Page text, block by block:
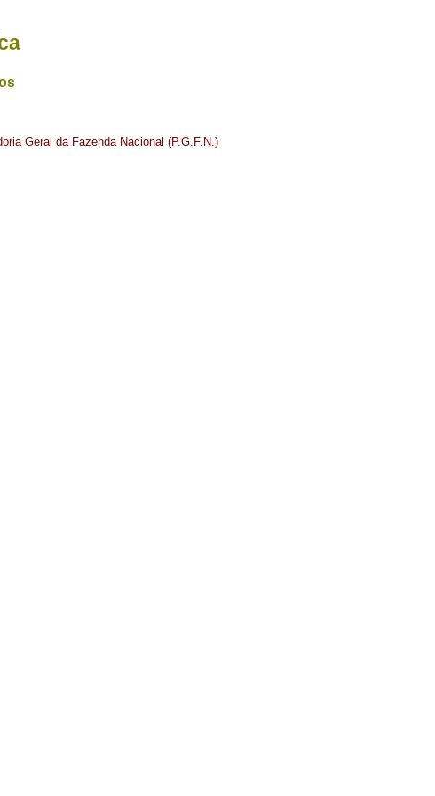
Geral da Fazenda Nacional (P.G.F.N.)